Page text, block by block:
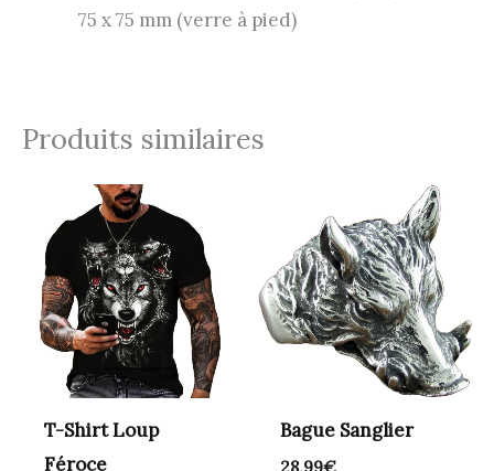
75 x 75 mm (verre à pied)
Produits similaires
T-Shirt Loup
Féroce
Bague Sanglier